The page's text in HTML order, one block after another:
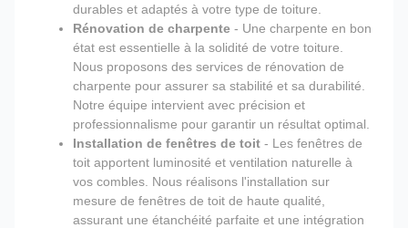
durables et adaptés à votre type de toiture.
Rénovation de charpente - Une charpente en bon
état est essentielle à la solidité de votre toiture.
Nous proposons des services de rénovation de
charpente pour assurer sa stabilité et sa durabilité.
Notre équipe intervient avec précision et
professionnalisme pour garantir un résultat optimal.
Installation de fenêtres de toit - Les fenêtres de
toit apportent luminosité et ventilation naturelle à
vos combles. Nous réalisons l'installation sur
mesure de fenêtres de toit de haute qualité,
assurant une étanchéité parfaite et une intégration